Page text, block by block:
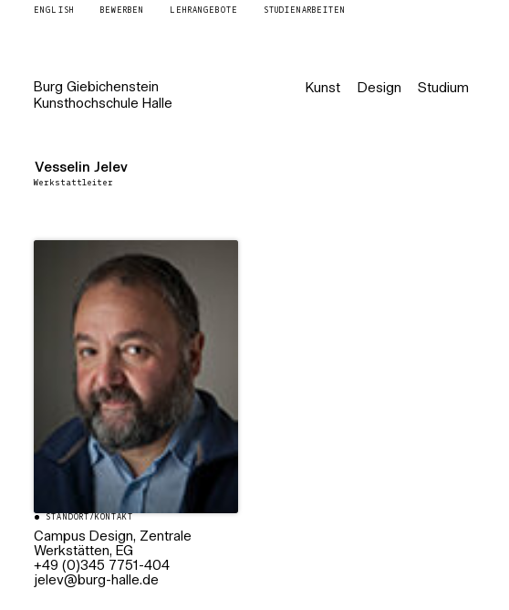
ENGLISH BEWERBEN LEHRANGEBOTE STUDIENARBEITEN
Burg Giebichenstein
Kunsthochschule Halle
Kunst Design Studium
Vesselin Jelev
Werkstattleiter
STANDORT/KONTAKT
Campus Design, Zentrale
Werkstätten, EG
+49 (0)345 7751-404
ed.ellah-grub@velej